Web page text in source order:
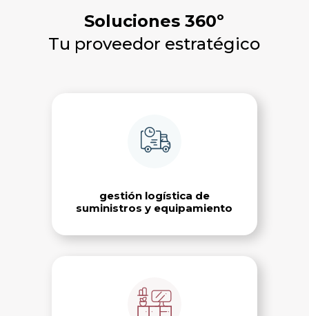
Soluciones 360º
Tu proveedor estratégico
gestión logística de
suministros y equipamiento